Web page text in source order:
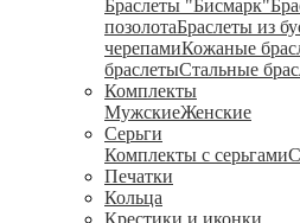
Браслеты "Бисмарк"
позолотаБраслеты из
черепамиКожаные
браслетыСтальные
Комплекты
МужскиеЖенские
Серьги
Комплекты с серьгами
Печатки
Кольца
Крестики и иконки